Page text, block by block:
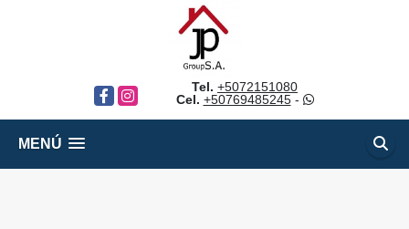
FacebookInstagram
Tel. +5072151080
Cel. +50769485245-
MENÚ